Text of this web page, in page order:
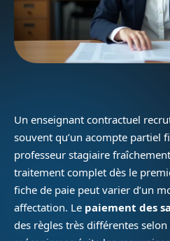
Un enseignant contractuel
souvent qu’un acompte partiel
professeur stagiaire
traitement complet dès le
fiche de paie peut varier d’un
affectation. Le paiement des
des règles très différentes